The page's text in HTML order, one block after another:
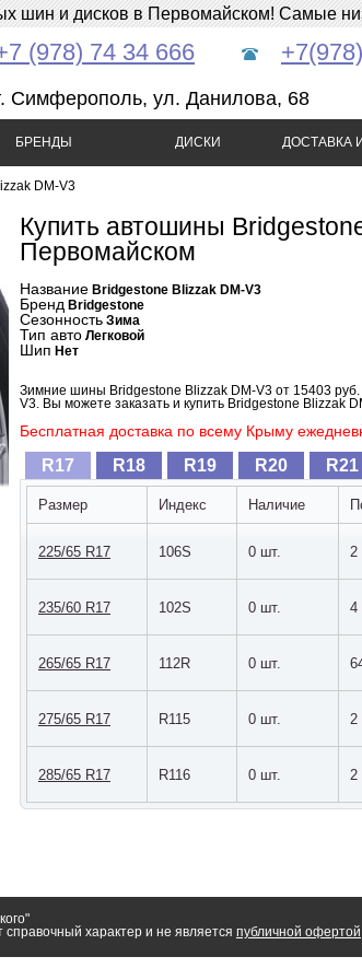
шин и дисков в Первомайском! Самые
(978) 74 34 666
Симферополь, ул. Данилова, 68
БРЕНДЫ ДИСКИ ДОСТАВКА
DM-V3
Купить автошины
Первомайском
Название Bridgestone Blizzak DM-V3
Бренд Bridgestone
Сезонность Зима
Тип авто Легковой
Шип Нет
Зимние шины Bridgestone Blizzak DM-V3 от 15403
V3. Вы можете заказать и купить Bridgestone Blizzak
Бесплатная доставка по всему Крыму
R17 R18 R19 R20 R21
Размер Индекс Наличие
225/65 R17 106S 0 шт. 2
235/60 R17 102S 0 шт. 4
265/65 R17 112R 0 шт.
275/65 R17 R115 0 шт. 2
285/65 R17 R116 0 шт. 2
характер и не является публичной офертой